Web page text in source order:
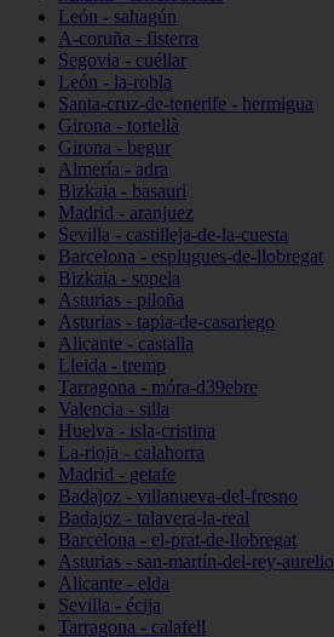
León - sahagún
A-coruña - fisterra
Segovia - cuéllar
León - la-robla
Santa-cruz-de-tenerife - hermigua
Girona - tortellà
Girona - begur
Almería - adra
Bizkaia - basauri
Madrid - aranjuez
Sevilla - castilleja-de-la-cuesta
Barcelona - esplugues-de-llobregat
Bizkaia - sopela
Asturias - piloña
Asturias - tapia-de-casariego
Alicante - castalla
Lleida - tremp
Tarragona - móra-d39ebre
Valencia - silla
Huelva - isla-cristina
La-rioja - calahorra
Madrid - getafe
Badajoz - villanueva-del-fresno
Badajoz - talavera-la-real
Barcelona - el-prat-de-llobregat
Asturias - san-martín-del-rey-aurelio
Alicante - elda
Sevilla - écija
Tarragona - calafell